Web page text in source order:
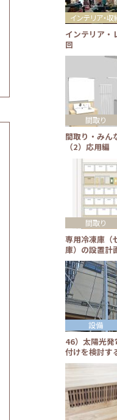
インテリア
回
インテリア・収
間取り・みん
（2）応用
間取り
専用冷凍庫（
庫）の設置計
間取り
46）太陽光
付けを検討す
設備